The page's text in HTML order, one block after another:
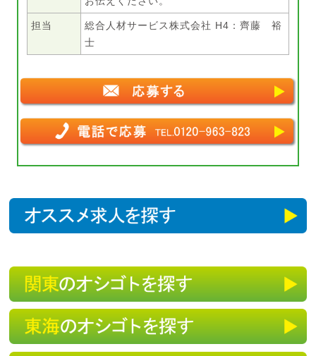
担当
総合人材サービス株式会社 H4：齊藤 裕
士